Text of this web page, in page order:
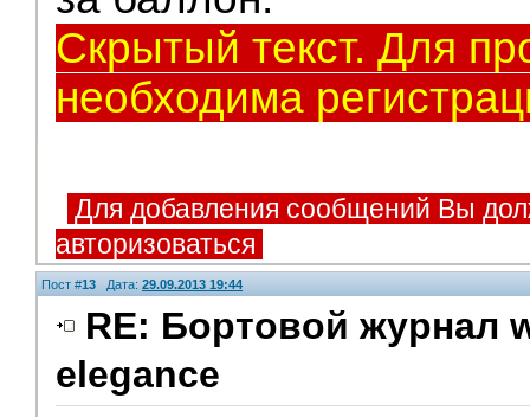
Скрытый текст. Для
необходима
Для добавления сообщений Вы
авторизоваться
Пост #13 Дата: 29.09.2013 19:44
RE: Бортовой журнал
elegance